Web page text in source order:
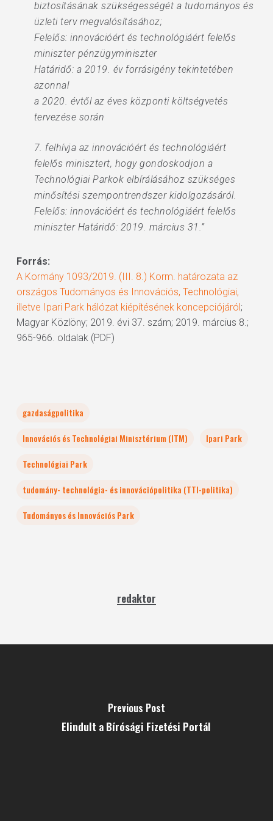
biztosításának szükségességét a tudományos és
üzleti terv megvalósításához;
Felelős: innovációért és technológiáért felelős
miniszter pénzügyminiszter
Határidő: a 2019. év forrásigény tekintetében
azonnal
a 2020. évtől az éves központi költségvetés
tervezése során
7. felhívja az innovációért és technológiáért
felelős minisztert, hogy gondoskodjon a
Technológiai Parkok elbírálásához szükséges
minősítési szempontrendszer kidolgozásáról.
Felelős: innovációért és technológiáért felelős
miniszter Határidő: 2019. március 31.”
Forrás:
A Kormány 1093/2019. (III. 8.) Korm. határozata az
országos Tudományos és Innovációs, Technológiai,
illetve Ipari Park hálózat kiépítésének koncepciójáról;
Magyar Közlöny; 2019. évi 37. szám; 2019. március 8.;
965-966. oldalak (PDF)
gazdaságpolitika
Innovációs és Technológiai Minisztérium (ITM)
Ipari Park
Technológiai Park
tudomány- technológia- és innovációpolitika (TTI-politika)
Tudományos és Innovációs Park
redaktor
Previous Post
Elindult a Bírósági Fizetési Portál